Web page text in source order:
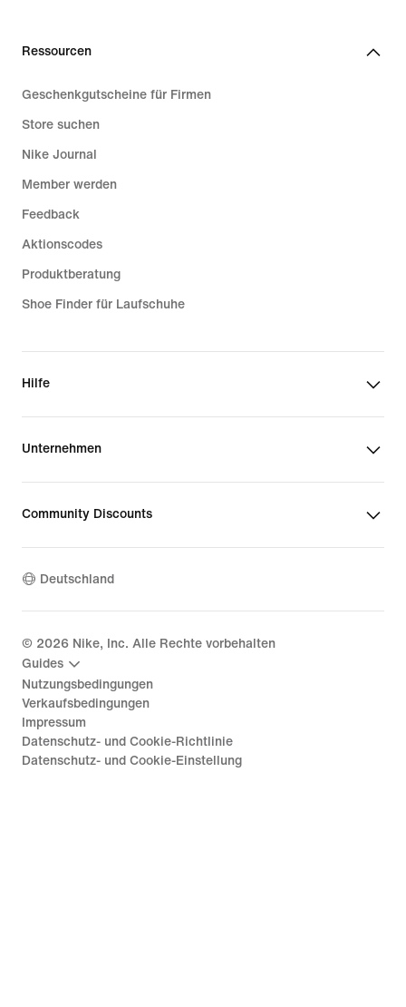
Ressourcen
Geschenkgutscheine für Firmen
Store suchen
Nike Journal
Member werden
Feedback
Aktionscodes
Produktberatung
Shoe Finder für Laufschuhe
Hilfe
Unternehmen
Community Discounts
Deutschland
© 2026 Nike, Inc. Alle Rechte vorbehalten
Guides
Nutzungsbedingungen
Verkaufsbedingungen
Impressum
Datenschutz- und Cookie-Richtlinie
Datenschutz- und Cookie-Einstellung